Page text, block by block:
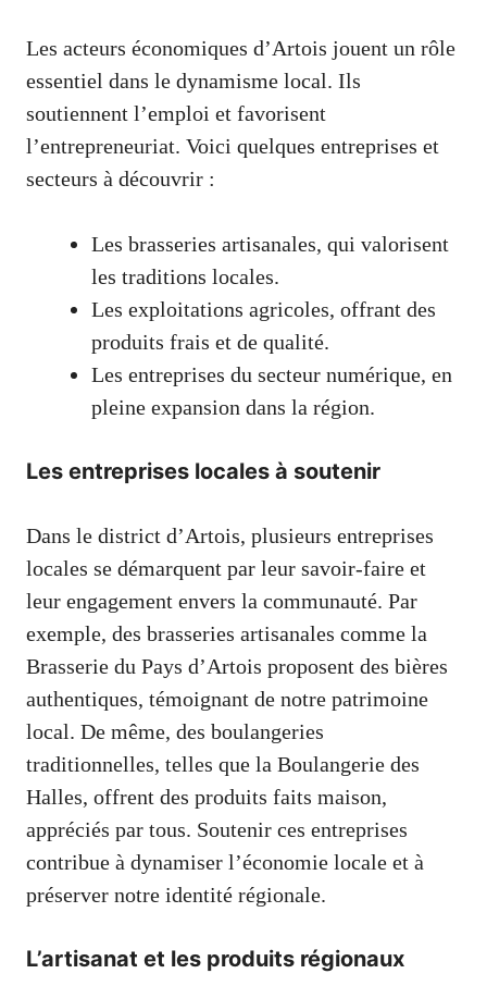
Les acteurs économiques d’Artois jouent un rôle
essentiel dans le dynamisme local. Ils
soutiennent l’emploi et favorisent
l’entrepreneuriat. Voici quelques entreprises et
secteurs à découvrir :
Les brasseries artisanales, qui valorisent
les traditions locales.
Les exploitations agricoles, offrant des
produits frais et de qualité.
Les entreprises du secteur numérique, en
pleine expansion dans la région.
Les entreprises locales à soutenir
Dans le district d’Artois, plusieurs entreprises
locales se démarquent par leur savoir-faire et
leur engagement envers la communauté. Par
exemple, des brasseries artisanales comme la
Brasserie du Pays d’Artois proposent des bières
authentiques, témoignant de notre patrimoine
local. De même, des boulangeries
traditionnelles, telles que la Boulangerie des
Halles, offrent des produits faits maison,
appréciés par tous. Soutenir ces entreprises
contribue à dynamiser l’économie locale et à
préserver notre identité régionale.
L’artisanat et les produits régionaux